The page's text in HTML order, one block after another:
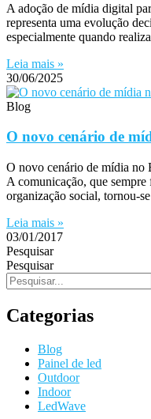
A adoção de mídia digital
representa uma evolução
especialmente quando
Leia mais »
30/06/2025
Blog
O novo cenário de
O novo cenário de mídia no
A comunicação, que sempre
organização social, tornou-
Leia mais »
03/01/2017
Pesquisar
Pesquisar
Categorias
Blog
Painel de led
Outdoor
Indoor
LedWave